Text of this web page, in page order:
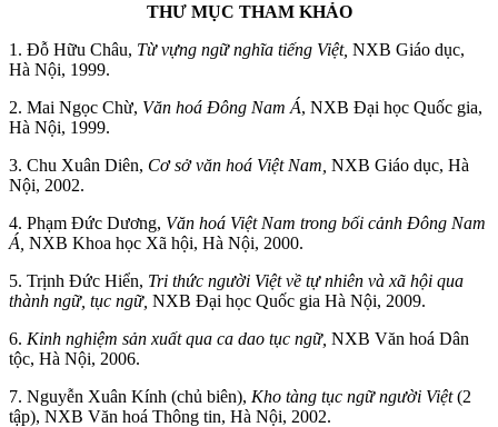
THƯ MỤC THAM KHẢO
1. Đỗ Hữu Châu, Từ vựng ngữ nghĩa tiếng Việt, NXB Giáo dục,
Hà Nội, 1999.
2. Mai Ngọc Chừ, Văn hoá Đông Nam Á, NXB Đại học Quốc gia,
Hà Nội, 1999.
3. Chu Xuân Diên, Cơ sở văn hoá Việt Nam, NXB Giáo dục, Hà
Nội, 2002.
4. Phạm Đức Dương, Văn hoá Việt Nam trong bối cảnh Đông Nam
Á, NXB Khoa học Xã hội, Hà Nội, 2000.
5. Trịnh Đức Hiển, Tri thức người Việt về tự nhiên và xã hội qua
thành ngữ, tục ngữ, NXB Đại học Quốc gia Hà Nội, 2009.
6. Kinh nghiệm sản xuất qua ca dao tục ngữ, NXB Văn hoá Dân
tộc, Hà Nội, 2006.
7. Nguyễn Xuân Kính (chủ biên), Kho tàng tục ngữ người Việt(2
tập), NXB Văn hoá Thông tin, Hà Nội, 2002.